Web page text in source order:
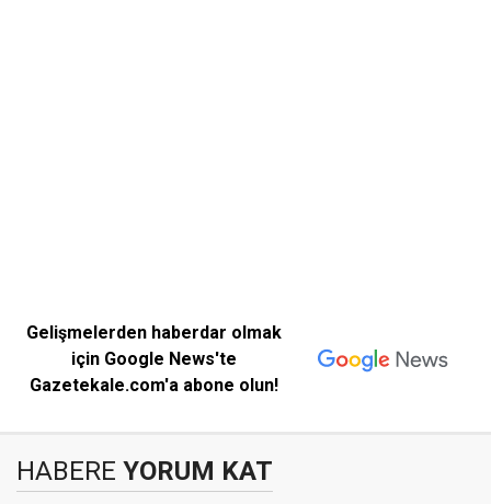
Gelişmelerden haberdar olmak
için Google News'te
Gazetekale.com'a abone olun!
HABERE YORUM KAT